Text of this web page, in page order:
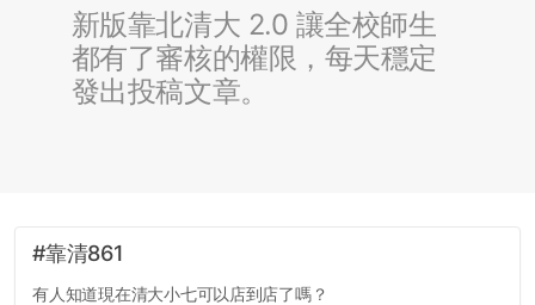
新版靠北清大 2.0 讓全校師生
都有了審核的權限，每天穩定
發出投稿文章。
#靠清861
有人知道現在清大小七可以店到店了嗎？